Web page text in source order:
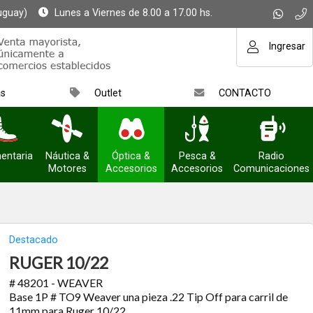
Lunes a Viernes de 8.00 a 17.00 hs.
Ingresar
Outlet CONTACTO
Náutica &
Motores
Óptica &
Accesorios
Pesca &
Accesorios
Radio
Comunicaciones
Destacado
RUGER 10/22
# 48201 - WEAVER
Base 1P # TO9 Weaver una pieza .22 Tip Off para carril de